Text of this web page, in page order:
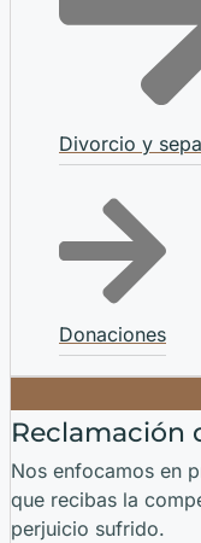
Divorcio y
Donaciones
Reclamación
Nos enfocamos en
que recibas la
perjuicio sufrido.